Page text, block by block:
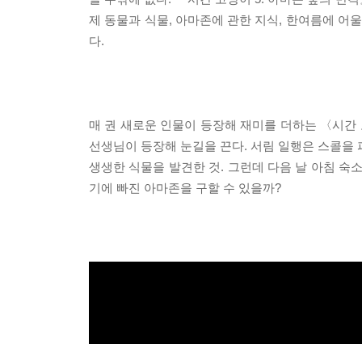
제 동물과 식물, 아마존에 관한 지식, 한여름에 어
다.
매 권 새로운 인물이 등장해 재미를 더하는 〈시
선생님이 등장해 눈길을 끈다. 서림 일행은 스콜
생생한 식물을 발견한 것. 그런데 다음 날 아침 숙
기에 빠진 아마존을 구할 수 있을까?